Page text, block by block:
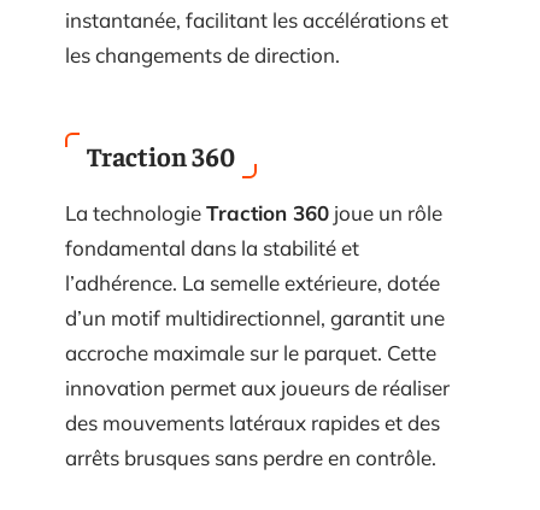
instantanée, facilitant les accélérations et
les changements de direction.
Traction 360
La technologieTraction 360 joue un rôle
fondamental dans la stabilité et
l’adhérence. La semelle extérieure, dotée
d’un motif multidirectionnel, garantit une
accroche maximale sur le parquet. Cette
innovation permet aux joueurs de réaliser
des mouvements latéraux rapides et des
arrêts brusques sans perdre en contrôle.